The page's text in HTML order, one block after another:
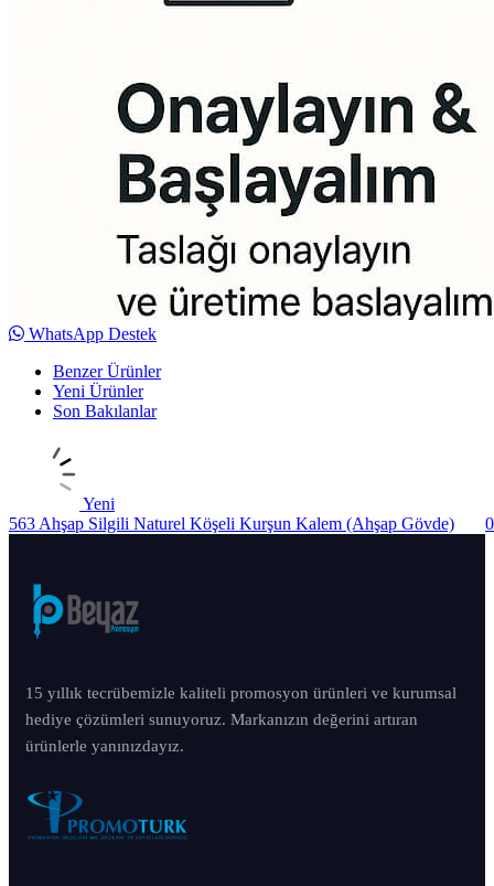
WhatsApp Destek
Benzer Ürünler
Yeni Ürünler
Son Bakılanlar
Yeni
563 Ahşap Silgili Naturel Köşeli Kurşun Kalem (Ahşap Gövde)
15 yıllık tecrübemizle kaliteli promosyon ürünleri ve kurumsal
hediye çözümleri sunuyoruz. Markanızın değerini artıran
ürünlerle yanınızdayız.